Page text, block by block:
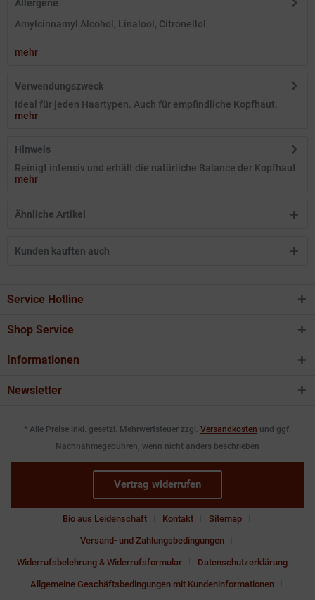
Allergene
Amylcinnamyl Alcohol, Linalool, Citronellol
mehr
Verwendungszweck
Ideal für jeden Haartypen. Auch für empfindliche Kopfhaut.
mehr
Hinweis
Reinigt intensiv und erhält die natürliche Balance der Kopfhaut
mehr
Ähnliche Artikel
Kunden kauften auch
Service Hotline
Shop Service
Informationen
Newsletter
* Alle Preise inkl. gesetzl. Mehrwertsteuer zzgl. Versandkosten und ggf.
Nachnahmegebühren, wenn nicht anders beschrieben
Vertrag widerrufen
Bio aus Leidenschaft Kontakt Sitemap
Versand- und Zahlungsbedingungen
Widerrufsbelehrung & Widerrufsformular Datenschutzerklärung
Allgemeine Geschäftsbedingungen mit Kundeninformationen